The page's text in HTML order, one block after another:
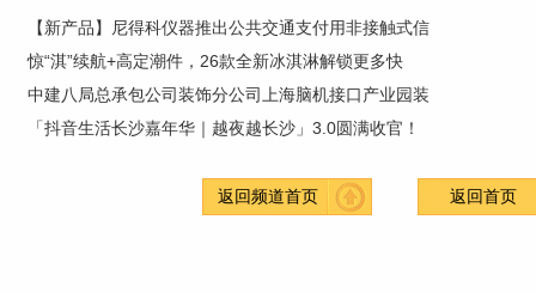
【新产品】尼得科仪器推出公共交通支付用非接触式信
惊“淇”续航+高定潮件，26款全新冰淇淋解锁更多快
中建八局总承包公司装饰分公司上海脑机接口产业园装
「抖音生活长沙嘉年华｜越夜越长沙」3.0圆满收官！
返回频道首页 返回首页